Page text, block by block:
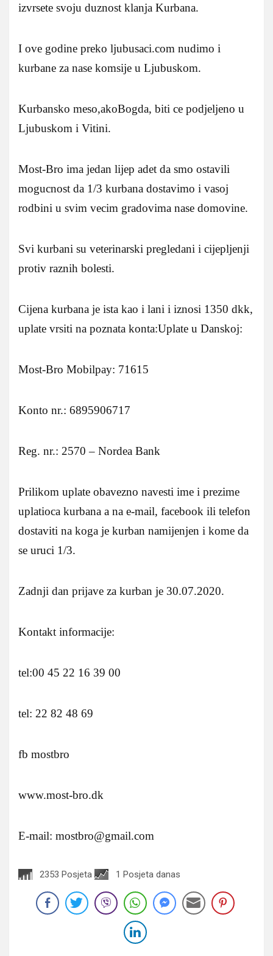
izvrsete svoju duznost klanja Kurbana.
I ove godine preko ljubusaci.com nudimo i
kurbane za nase komsije u Ljubuskom.
Kurbansko meso,akoBogda, biti ce podjeljeno u
Ljubuskom i Vitini.
Most-Bro ima jedan lijep adet da smo ostavili
mogucnost da 1/3 kurbana dostavimo i vasoj
rodbini u svim vecim gradovima nase domovine.
Svi kurbani su veterinarski pregledani i cijepljenji
protiv raznih bolesti.
Cijena kurbana je ista kao i lani i iznosi 1350 dkk,
uplate vrsiti na poznata konta:Uplate u Danskoj:
Most-Bro Mobilpay: 71615
Konto nr.: 6895906717
Reg. nr.: 2570 – Nordea Bank
Prilikom uplate obavezno navesti ime i prezime
uplatioca kurbana a na e-mail, facebook ili telefon
dostaviti na koga je kurban namijenjen i kome da
se uruci 1/3.
Zadnji dan prijave za kurban je 30.07.2020.
Kontakt informacije:
tel:00 45 22 16 39 00
tel: 22 82 48 69
fb mostbro
www.most-bro.dk
E-mail: mostbro@gmail.com
2353 Posjeta 1 Posjeta danas